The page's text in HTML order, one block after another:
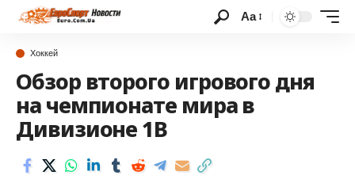
Аа
Хоккей
Обзор второго игрового дня
на чемпионате мира в
Дивизионе 1В